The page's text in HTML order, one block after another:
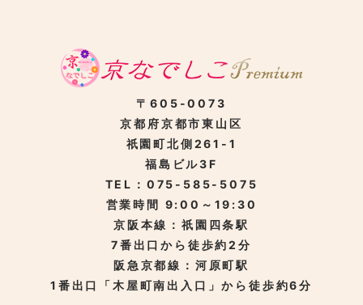
〒605-0073
京都府京都市東山区
祇園町北側261-1
福島ビル3F
TEL：075-585-5075
営業時間 9:00～19:30
京阪本線：祇園四条駅
7番出口から徒歩約2分
阪急京都線：河原町駅
1番出口「木屋町南出入口」から徒歩約6分